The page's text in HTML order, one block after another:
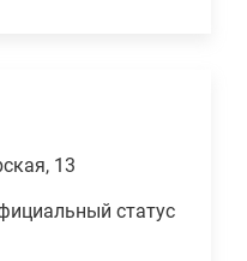
13
статус